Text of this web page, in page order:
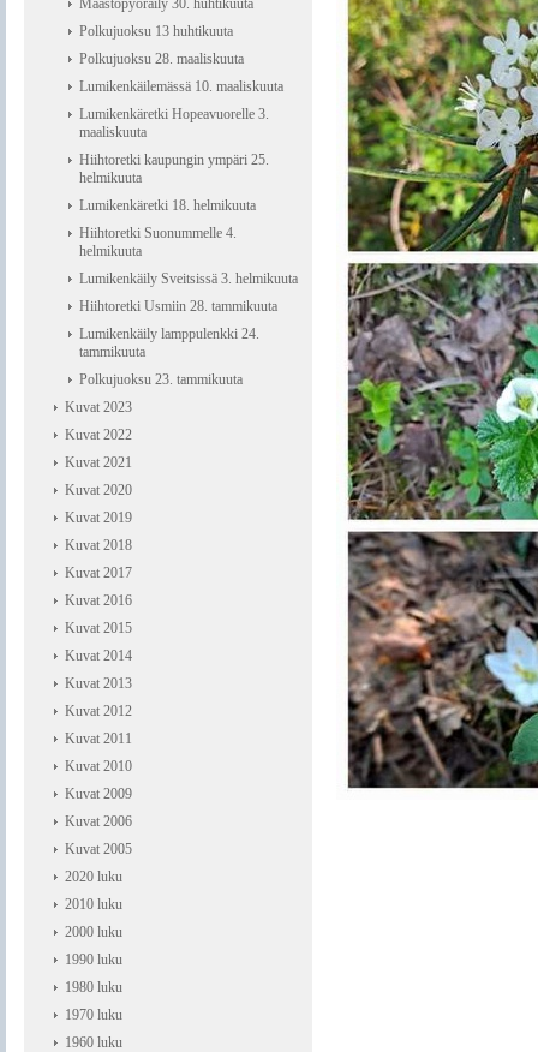
Maastopyöräily 30. huhtikuuta
Polkujuoksu 13 huhtikuuta
Polkujuoksu 28. maaliskuuta
Lumikenkäilemässä 10. maaliskuuta
Lumikenkäretki Hopeavuorelle 3.
maaliskuuta
Hiihtoretki kaupungin ympäri 25.
helmikuuta
Lumikenkäretki 18. helmikuuta
Hiihtoretki Suonummelle 4.
helmikuuta
Lumikenkäily Sveitsissä 3. helmikuuta
Hiihtoretki Usmiin 28. tammikuuta
Lumikenkäily lamppulenkki 24.
tammikuuta
Polkujuoksu 23. tammikuuta
Kuvat 2023
Kuvat 2022
Kuvat 2021
Kuvat 2020
Kuvat 2019
Kuvat 2018
Kuvat 2017
Kuvat 2016
Kuvat 2015
Kuvat 2014
Kuvat 2013
Kuvat 2012
Kuvat 2011
Kuvat 2010
Kuvat 2009
Kuvat 2006
Kuvat 2005
2020 luku
2010 luku
2000 luku
1990 luku
1980 luku
1970 luku
1960 luku